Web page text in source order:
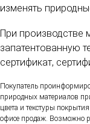
изменять
При производстве
запатентованную
сертификат,
Покупатель
природных материалов
цвета и текстуры
офисе продаж. Возможно